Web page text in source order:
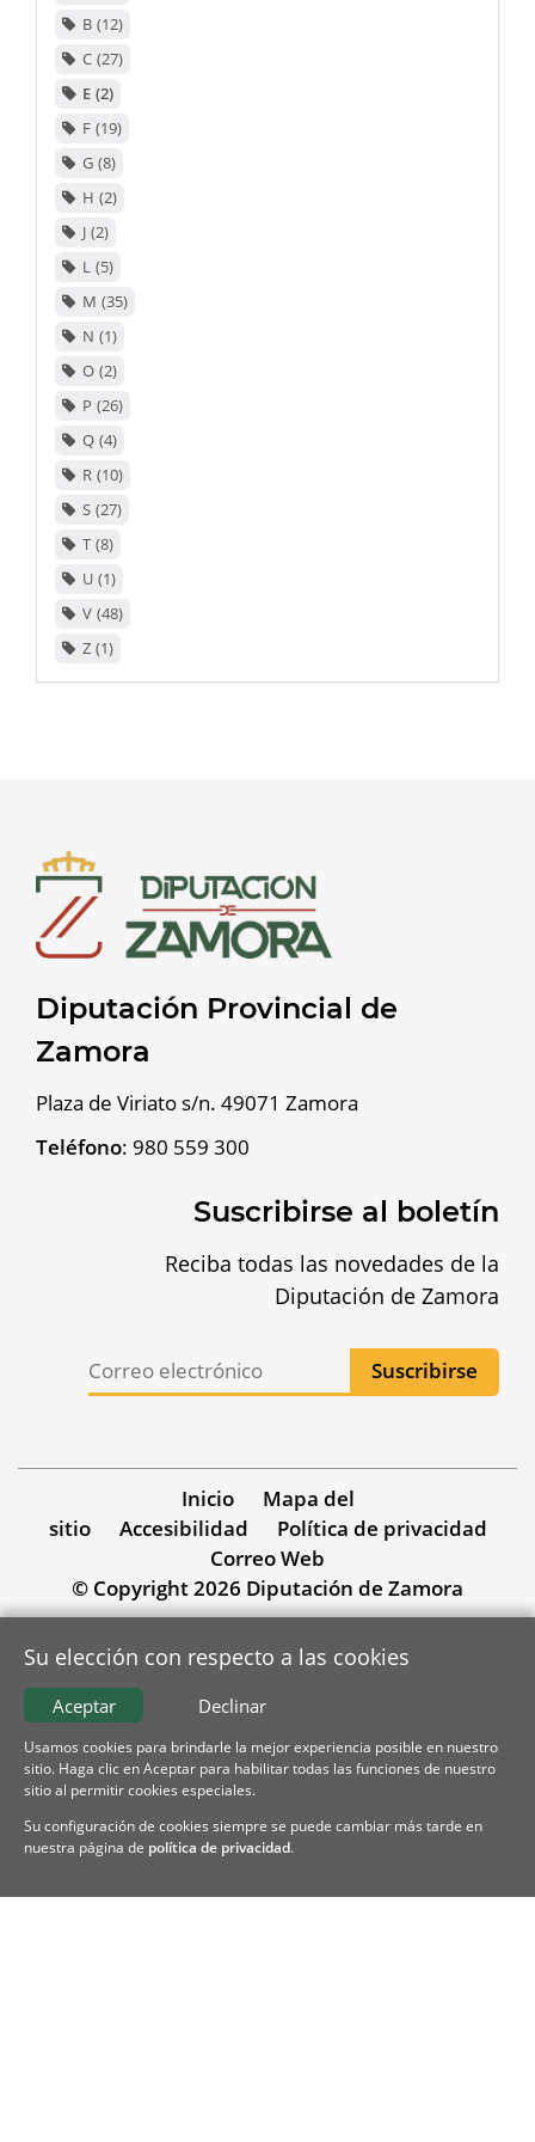
B 12
C 27
E 2
F 19
G 8
H 2
J 2
L 5
M 35
N 1
O 2
P 26
Q 4
R 10
S 27
T 8
U 1
V 48
Z 1
Diputación Provincial de
Zamora
Plaza de Viriato s/n. 49071 Zamora
Teléfono: 980 559 300
Suscribirse al boletín
Reciba todas las novedades de la
Diputación de Zamora
Inicio
Mapa del
sitio
Accesibilidad
Política de privacidad
Correo Web
© Copyright 2026 Diputación de Zamora
Su elección con respecto a las cookies
Declinar
Aceptar
Usamos cookies para brindarle la mejor experiencia posible en nuestro
sitio. Haga clic en Aceptar para habilitar todas las funciones de nuestro
sitio al permitir cookies especiales.
Su configuración de cookies siempre se puede cambiar más tarde en
nuestra página de política de privacidad.